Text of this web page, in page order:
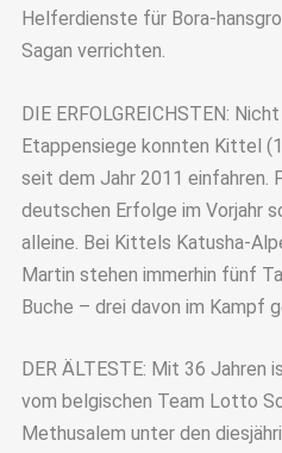
Helferdienste für Bora-
Sagan verrichten.
DIE ERFOLGREICHSTEN:
Etappensiege konnten Kittel
seit dem Jahr 2011 einfahren.
deutschen Erfolge im Vorjahr
alleine. Bei Kittels Katusha-
Martin stehen immerhin fünf
Buche – drei davon im Kampf
DER ÄLTESTE: Mit 36 Jahren
vom belgischen Team Lotto
Methusalem unter den